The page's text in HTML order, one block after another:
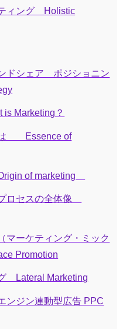
ィング Holistic
ドシェア ポジショニン
is Marketing？
は Essence of
of marketing
ロセスの全体像
マーケティング・ミック
Promotion
Lateral Marketing
ンジン連動型広告 PPC